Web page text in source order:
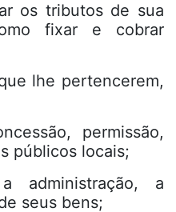
os tributos de sua
fixar e cobrar
lhe pertencerem,
permissão,
públicos locais;
a
seus bens;